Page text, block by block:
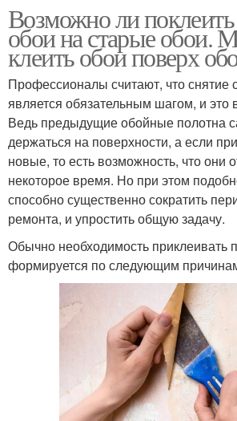
Возможно ли
обои на старые обои.
клеить обои поверх
Профессионалы считают, что снятие
является обязательным шагом, и это
Ведь предыдущие обойные полотна
держаться на поверхности, а если
новые, то есть возможность, что они
некоторое время. Но при этом
способно существенно сократить
ремонта, и упростить общую задачу.
Обычно необходимость приклеивать
формируется по следующим